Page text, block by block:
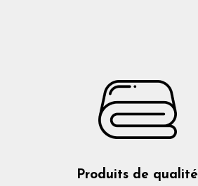
Produits de qualité